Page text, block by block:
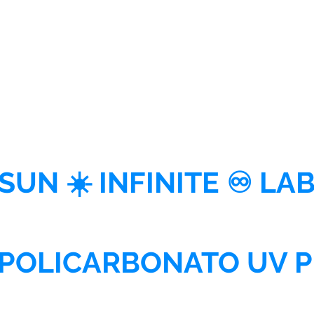
☀️ INFINITE ♾ LAB
UV